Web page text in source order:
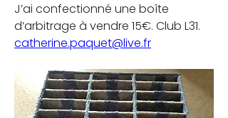
J’ai confectionné une boîte
d’arbitrage à vendre 15€. Club L31.
catherine.paquet@live.fr